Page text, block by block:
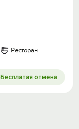
Ресторан
Бесплатая отмена